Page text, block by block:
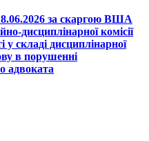
за скаргою ВША
дисциплінарної комісії
у складі дисциплінарної
в порушенні
адвоката